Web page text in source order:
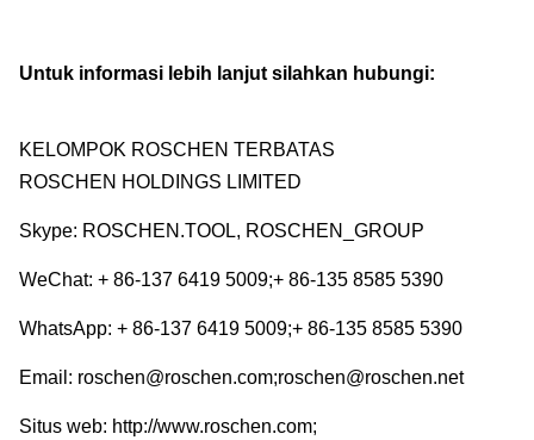
Untuk informasi lebih lanjut silahkan hubungi:
KELOMPOK ROSCHEN TERBATAS
ROSCHEN HOLDINGS LIMITED
Skype: ROSCHEN.TOOL, ROSCHEN_GROUP
WeChat: + 86-137 6419 5009;+ 86-135 8585 5390
WhatsApp: + 86-137 6419 5009;+ 86-135 8585 5390
Email: roschen@roschen.com;roschen@roschen.net
Situs web: http://www.roschen.com;